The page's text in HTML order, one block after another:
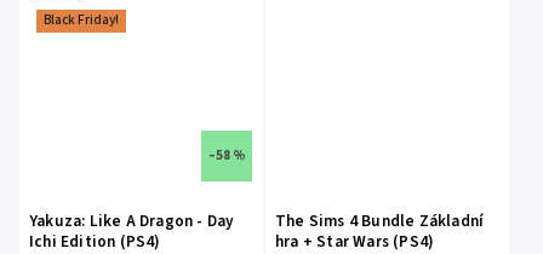
Black Friday!
–58 %
Yakuza: Like A Dragon - Day
Ichi Edition (PS4)
The Sims 4 Bundle Základní
hra + Star Wars (PS4)